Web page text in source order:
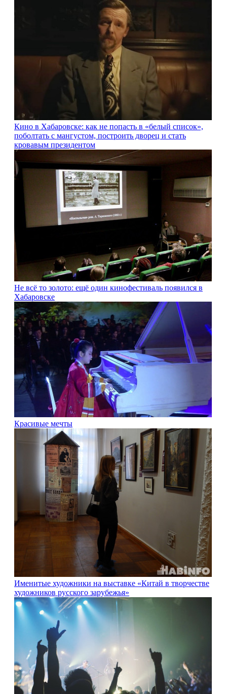
Кино в Хабаровске: как не попасть в «белый список»,
поболтать с мангустом, построить дворец и стать
кровавым президентом
Не всё то золото: ещё один кинофестиваль появился в
Хабаровске
Красивые мечты
Именитые художники на выставке «Китай в творчестве
художников русского зарубежья»